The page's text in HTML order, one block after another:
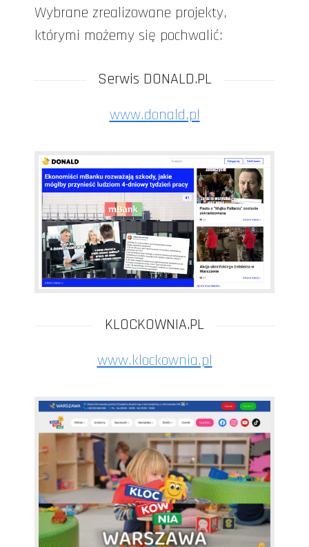
Wybrane zrealizowane projekty,
którymi możemy się pochwalić:
Serwis DONALD.PL
www.donald.pl
KLOCKOWNIA.PL
www.klockownia.pl